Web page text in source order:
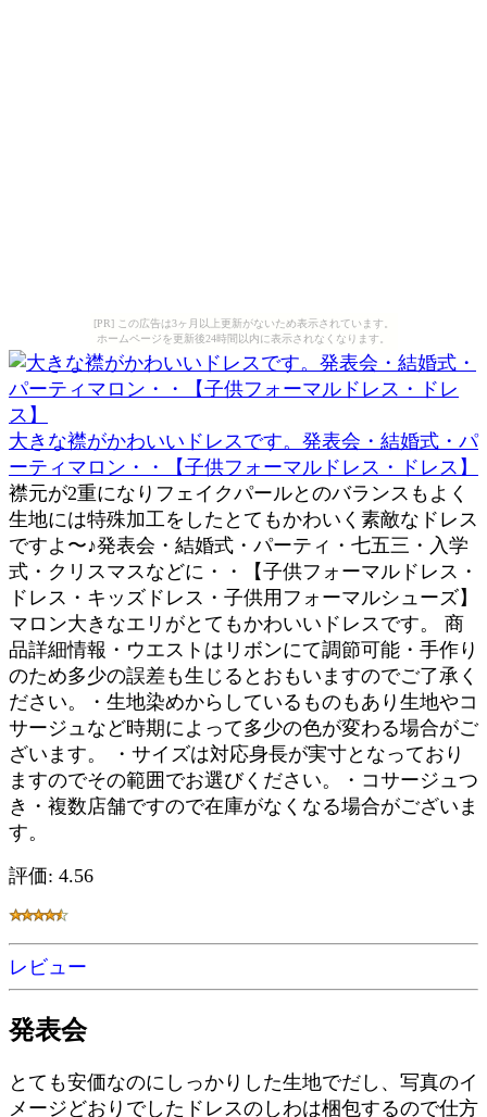
[PR] この広告は3ヶ月以上更新がないため表示されています。
ホームページを更新後24時間以内に表示されなくなります。
大きな襟がかわいいドレスです。発表会・結婚式・パ
ーティマロン・・【子供フォーマルドレス・ドレス】
襟元が2重になりフェイクパールとのバランスもよく
生地には特殊加工をしたとてもかわいく素敵なドレス
ですよ〜♪発表会・結婚式・パーティ・七五三・入学
式・クリスマスなどに・・【子供フォーマルドレス・
ドレス・キッズドレス・子供用フォーマルシューズ】
マロン大きなエリがとてもかわいいドレスです。 商
品詳細情報・ウエストはリボンにて調節可能・手作り
のため多少の誤差も生じるとおもいますのでご了承く
ださい。・生地染めからしているものもあり生地やコ
サージュなど時期によって多少の色が変わる場合がご
ざいます。 ・サイズは対応身長が実寸となっており
ますのでその範囲でお選びください。・コサージュつ
き・複数店舗ですので在庫がなくなる場合がございま
す。
評価: 4.56
レビュー
発表会
とても安価なのにしっかりした生地でだし、写真のイ
メージどおりでしたドレスのしわは梱包するので仕方